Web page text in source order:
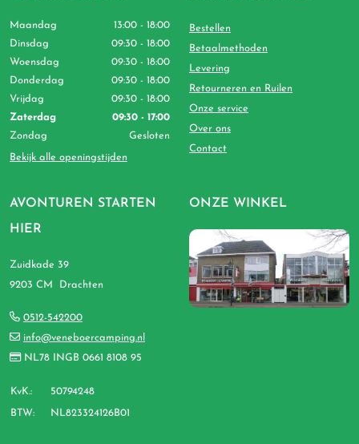
AVONTUREN STARTEN
HIER
Zuidkade 39
9203 CM Drachten
0512-542200
info@veneboercamping.nl
NL78 INGB 0661 8108 95
KvK.: 50794248
BTW: NL823324126B01
Maandag
13:00 - 18:00
Dinsdag
09:30 - 18:00
Woensdag
09:30 - 18:00
Donderdag
09:30 - 18:00
Vrijdag
09:30 - 18:00
Zaterdag
09:30 - 17:00
Zondag
Gesloten
Bekijk alle openingstijden
Bestellen
Betaalmethoden
Levering
Retourneren en Ruilen
Onze service
Over ons
Contact
ONZE WINKEL